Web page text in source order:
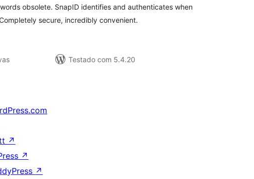
obsolete. SnapID identifies and authenticates when
secure, incredibly convenient.
Testado com 5.4.20
↗
↗
↗